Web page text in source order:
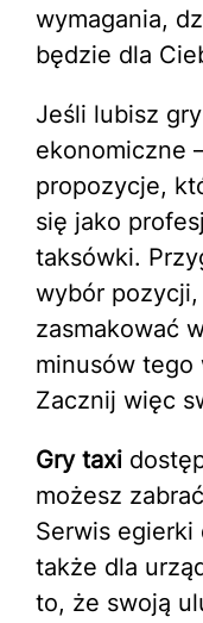
wymagania,
będzie dla
Jeśli lubisz
ekonomiczne
propozycje,
się jako
taksówki.
wybór
zasmakować
minusów tego
Zacznij więc
Gry taxi
możesz
Serwis
także dla
to, że swoją